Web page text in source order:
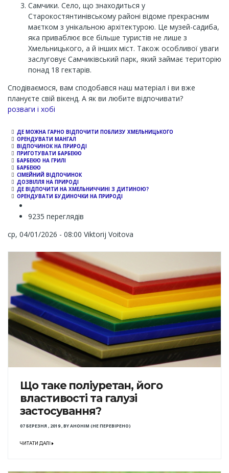
Самчики. Село, що знаходиться у
Старокостянтинівському районі відоме прекрасним
маєтком з унікальною архітектурою. Це музей-садиба,
яка приваблює все більше туристів не лише з
Хмельницького, а й інших міст. Також особливої уваги
заслуговує Самчиківський парк, який займає територію
понад 18 гектарів.
Сподіваємося, вам сподобався наш матеріал і ви вже
плануєте свій вікенд. А як ви любите відпочивати?
Channel
розваги і хобі
ДЕ МОЖНА ГАРНО ВІДПОЧИТИ ПОБЛИЗУ ХМЕЛЬНИЦЬКОГО
ОРЕНДУВАТИ МАНГАЛ
ВІДПОЧИНОК НА ПРИРОДІ
ПРИГОТУВАТИ БАРБЕКЮ
БАРБЕКЮ НА ГРИЛІ
БАРБЕКЮ
СІМЕЙНИЙ ВІДПОЧИНОК
ДОЗВІЛЛЯ НА ПРИРОДІ
ДЕ ВІДПОЧИТИ НА ХМЕЛЬНИЧЧИНІ З ДИТИНОЮ?
ОРЕНДУВАТИ БУДИНОЧКИ НА ПРИРОДІ
9235 переглядів
ср, 04/01/2026 - 08:00 Viktorij Voitova
Що таке поліуретан, його
властивості та галузі
застосування?
07 БЕРЕЗНЯ , 2019,BYАНОНІМ (НЕ ПЕРЕВІРЕНО)
ЧИТАТИ ДАЛІ